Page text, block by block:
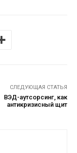
СЛЕДУЮЩАЯ СТАТЬЯ
ВЭД-аутсорсинг, как
антикризисный щит